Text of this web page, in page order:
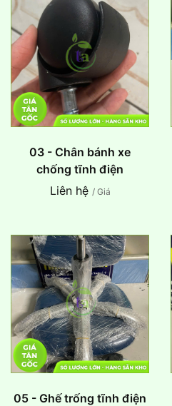
03 - Chân bánh xe
chống tĩnh điện
Liên hệ / Giá
05 - Ghế trống tĩnh điện